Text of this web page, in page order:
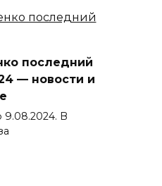
последний
— новости и
В